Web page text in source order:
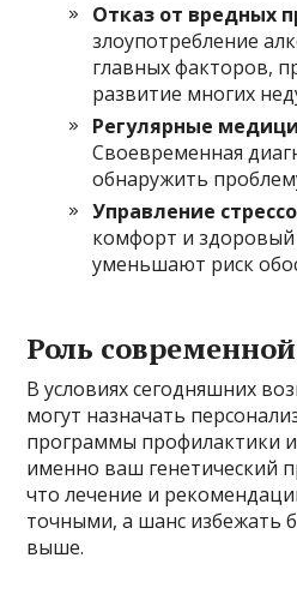
Отказ от вредных
злоупотребление
главных факторов,
развитие многих
Регулярные
Своевременная
обнаружить
Управление
комфорт и здоровый
уменьшают риск
Роль
В условиях сегодняшних
могут назначать
программы профилактики
именно ваш генетический
что лечение и
точными, а шанс избежать
выше.